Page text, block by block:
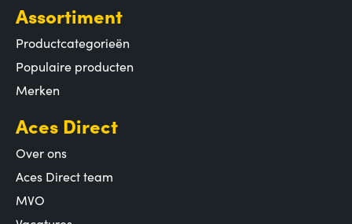
Assortiment
Productcategorieën
Populaire producten
Merken
Aces Direct
Over ons
Aces Direct team
MVO